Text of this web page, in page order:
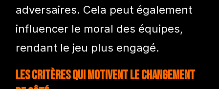
adversaires. Cela peut également
influencer le moral des équipes,
rendant le jeu plus engagé.
Les critères qui motivent le changement